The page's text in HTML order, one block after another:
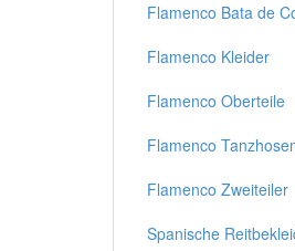
Flamenco Bata de
Flamenco Kleider
Flamenco Oberteile
Flamenco
Flamenco Zweiteiler
Spanische